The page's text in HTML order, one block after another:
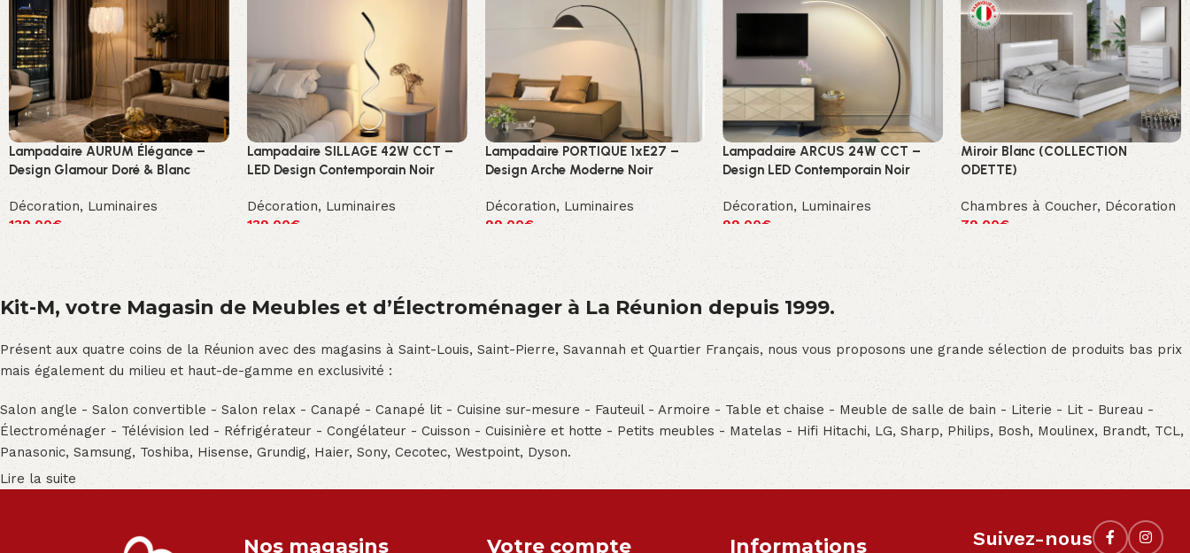
Lampadaire AURUM Élégance –
Design Glamour Doré & Blanc
Décoration, Luminaires
139.00€
Lampadaire SILLAGE 42W CCT –
LED Design Contemporain Noir
Décoration, Luminaires
139.00€
Lampadaire PORTIQUE 1xE27 –
Design Arche Moderne Noir
Décoration, Luminaires
99.00€
Lampadaire ARCUS 24W CCT –
Design LED Contemporain Noir
Décoration, Luminaires
99.00€
Miroir Blanc (COLLECTION
ODETTE)
Chambres à Coucher, Décoration
79.00€
Kit-M, votre Magasin de Meubles et d’Électroménager à La Réunion depuis 1999.
Présent aux quatre coins de la Réunion avec des magasins à Saint-Louis, Saint-Pierre, Savannah et Quartier Français, nous vous proposons une grande sélection de produits bas prix
mais également du milieu et haut-de-gamme en exclusivité :
Salon angle - Salon convertible - Salon relax - Canapé - Canapé lit - Cuisine sur-mesure - Fauteuil - Armoire - Table et chaise - Meuble de salle de bain - Literie - Lit - Bureau -
Électroménager - Télévision led - Réfrigérateur - Congélateur - Cuisson - Cuisinière et hotte - Petits meubles - Matelas - Hifi Hitachi, LG, Sharp, Philips, Bosh, Moulinex, Brandt, TCL,
Panasonic, Samsung, Toshiba, Hisense, Grundig, Haier, Sony, Cecotec, Westpoint, Dyson.
Lire la suite
Nos magasins Votre compte Informations Suivez-nous